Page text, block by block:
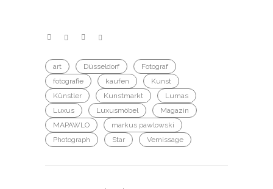
art Düsseldorf
Fotograf
fotografie
kaufen
Kunst
Künstler
Kunstmarkt
Lumas
Luxus
Luxusmöbel
Magazin
MAPAWLO
markus pawlowski
Photograph
Star Vernissage